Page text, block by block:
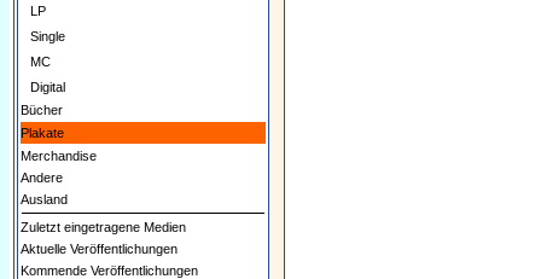
LP
Single
MC
Digital
Bücher
Plakate
Merchandise
Andere
Ausland
Zuletzt eingetragene Medien
Aktuelle Veröffentlichungen
Kommende Veröffentlichungen